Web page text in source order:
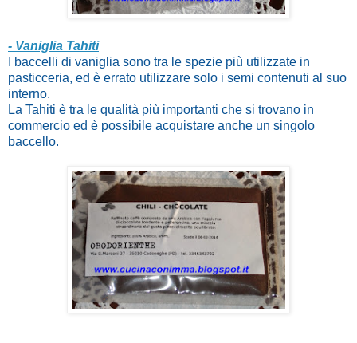
- Vaniglia Tahiti
I baccelli di vaniglia sono tra le spezie più utilizzate in
pasticceria, ed è errato utilizzare solo i semi contenuti al suo
interno.
La Tahiti è tra le qualità più importanti che si trovano in
commercio ed è possibile acquistare anche un singolo
baccello.